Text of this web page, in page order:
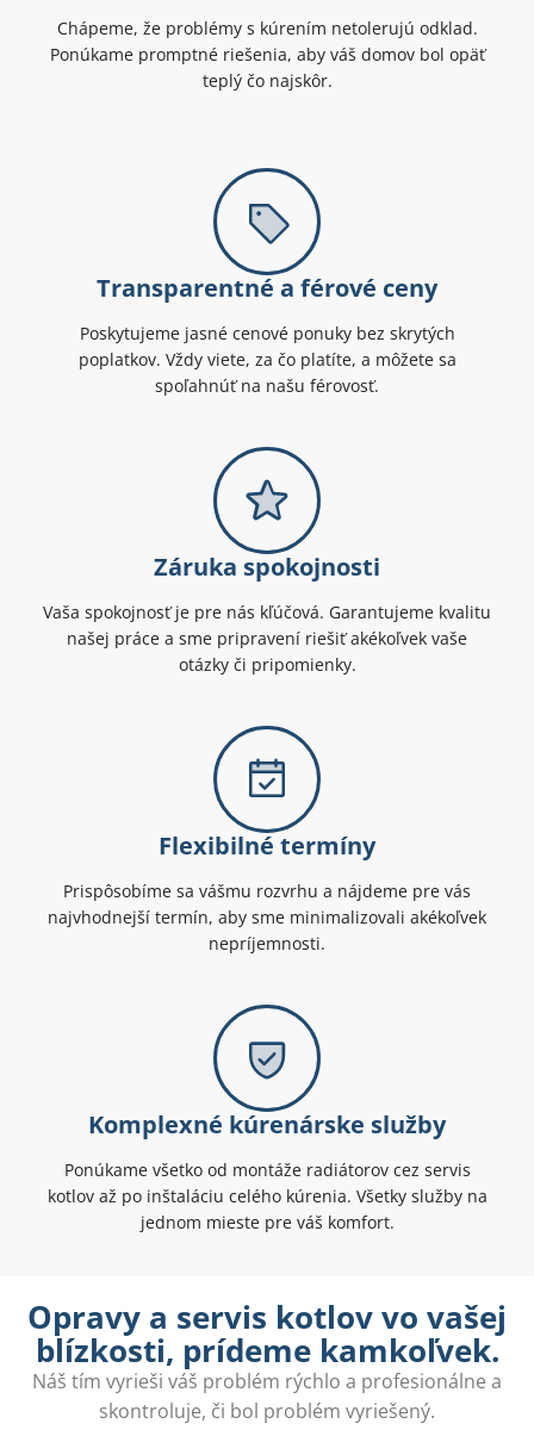
Chápeme, že problémy s kúrením netolerujú odklad.
Ponúkame promptné riešenia, aby váš domov bol opäť
teplý čo najskôr.
Transparentné a férové ceny
Poskytujeme jasné cenové ponuky bez skrytých
poplatkov. Vždy viete, za čo platíte, a môžete sa
spoľahnúť na našu férovosť.
Záruka spokojnosti
Vaša spokojnosť je pre nás kľúčová. Garantujeme kvalitu
našej práce a sme pripravení riešiť akékoľvek vaše
otázky či pripomienky.
Flexibilné termíny
Prispôsobíme sa vášmu rozvrhu a nájdeme pre vás
najvhodnejší termín, aby sme minimalizovali akékoľvek
nepríjemnosti.
Komplexné kúrenárske služby
Ponúkame všetko od montáže radiátorov cez servis
kotlov až po inštaláciu celého kúrenia. Všetky služby na
jednom mieste pre váš komfort.
Opravy a servis kotlov vo vašej
blízkosti, prídeme kamkoľvek.
Náš tím vyrieši váš problém rýchlo a profesionálne a
skontroluje, či bol problém vyriešený.